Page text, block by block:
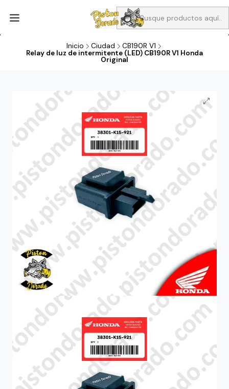
Aprovecha Compra 1 Aceites Full sintético o 1 Aceite semi
sintetico y el filtro de aire verde para la CB190R o CBF160M a 13
Inicio Ciudad
CB190R V1
Relay de luz de intermitente (LED) CB190R V1 Honda
Original